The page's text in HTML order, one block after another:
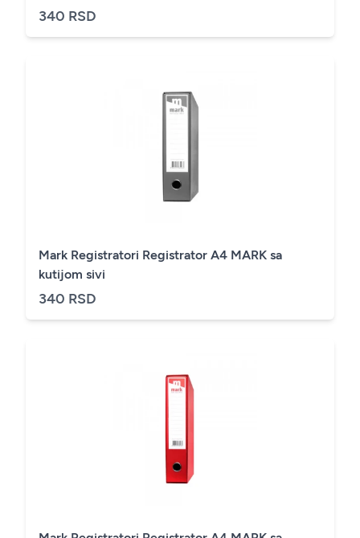
340 RSD
Mark Registratori Registrator A4 MARK sa
kutijom sivi
340 RSD